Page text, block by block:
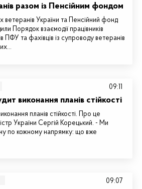
разом із Пенсійним фондом
ветеранів України та Пенсійний фонд
Порядок взаємодії працівників
ПФУ та фахівців із супроводу ветеранів
виконання планів стійкості
планів стійкості. Про це
України Сергій Корецький. - Ми
по кожному напрямку: що вже
09:11
09:07